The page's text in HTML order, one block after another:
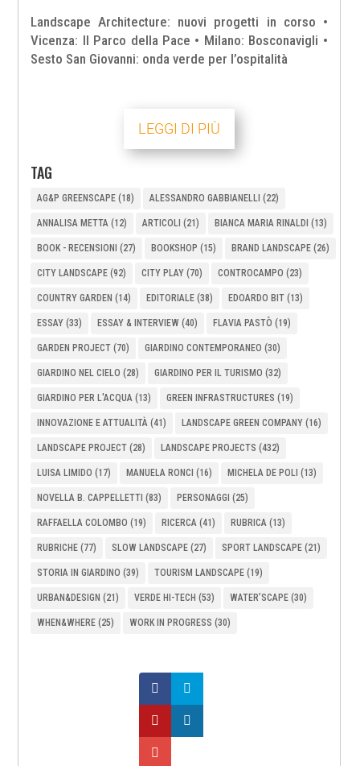
Landscape Architecture: nuovi progetti in corso •
Vicenza: Il Parco della Pace • Milano: Bosconavigli •
Sesto San Giovanni: onda verde per l’ospitalità
LEGGI DI PIÙ
TAG
AG&P GREENSCAPE (18) ALESSANDRO GABBIANELLI (22)
ANNALISA METTA (12) ARTICOLI (21) BIANCA MARIA RINALDI (13)
BOOK - RECENSIONI (27) BOOKSHOP (15) BRAND LANDSCAPE (26)
CITY LANDSCAPE (92) CITY PLAY (70) CONTROCAMPO (23)
COUNTRY GARDEN (14) EDITORIALE (38) EDOARDO BIT (13)
ESSAY (33) ESSAY & INTERVIEW (40) FLAVIA PASTÒ (19)
GARDEN PROJECT (70) GIARDINO CONTEMPORANEO (30)
GIARDINO NEL CIELO (28) GIARDINO PER IL TURISMO (32)
GIARDINO PER L'ACQUA (13) GREEN INFRASTRUCTURES (19)
INNOVAZIONE E ATTUALITÀ (41) LANDSCAPE GREEN COMPANY (16)
LANDSCAPE PROJECT (28) LANDSCAPE PROJECTS (432)
LUISA LIMIDO (17) MANUELA RONCI (16) MICHELA DE POLI (13)
NOVELLA B. CAPPELLETTI (83) PERSONAGGI (25)
RAFFAELLA COLOMBO (19) RICERCA (41) RUBRICA (13)
RUBRICHE (77) SLOW LANDSCAPE (27) SPORT LANDSCAPE (21)
STORIA IN GIARDINO (39) TOURISM LANDSCAPE (19)
URBAN&DESIGN (21) VERDE HI-TECH (53) WATER’SCAPE (30)
WHEN&WHERE (25) WORK IN PROGRESS (30)